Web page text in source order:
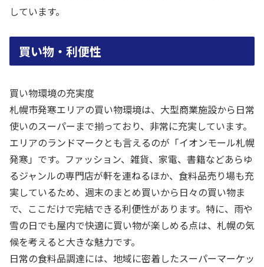
しています。
買い物・利便性
買い物環境の充実度
札幌市発寒エリアの買い物環境は、大型商業施設から日常
使いのスーパーまで揃っており、非常に充実しています。
エリアのランドマークとも言えるのが「イオンモール札幌
発寒」です。ファッション、雑貨、家電、書籍などあらゆ
るジャンルの専門店が軒を連ねるほか、食料品売り場も充
実しているため、週末のまとめ買いから日々の買い物ま
で、ここだけで完結できる利便性があります。特に、雨や
雪の日でも屋内で快適に買い物が楽しめる点は、札幌の気
候を考えると大きな魅力です。
日常の食料品調達には、地域に密着したスーパーマーケッ